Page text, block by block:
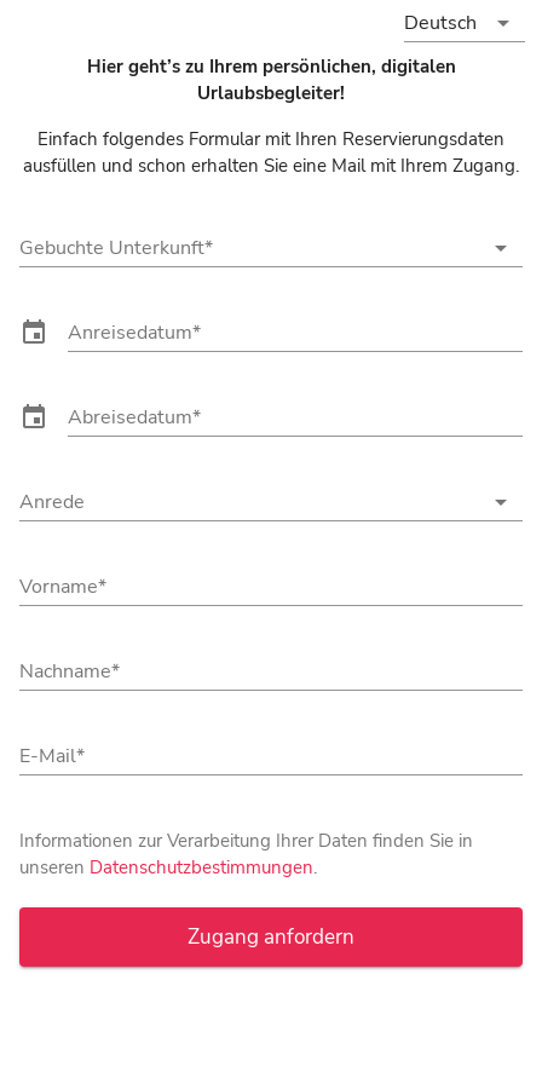
Deutsch arrow_drop_down
Hier geht’s zu Ihrem persönlichen, digitalen
Urlaubsbegleiter!
Einfach folgendes Formular mit Ihren Reservierungsdaten
ausfüllen und schon erhalten Sie eine Mail mit Ihrem Zugang.
Gebuchte Unterkunft arrow_drop_down
Anreisedatum
event
Abreisedatum
event
Anrede arrow_drop_down
Vorname
Nachname
E-Mail
Informationen zur Verarbeitung Ihrer Daten finden Sie in
unseren Datenschutzbestimmungen.
Zugang anfordern